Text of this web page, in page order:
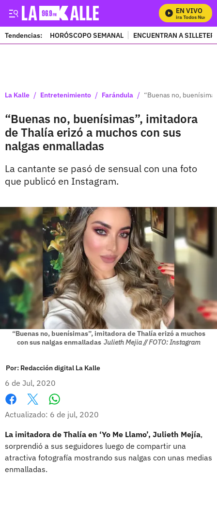
EN VIVO
Mira Todos Nuestros
Tendencias: HORÓSCOPO SEMANAL ENCUENTRAN A
La Kalle / Entretenimiento / Farándula / “Buenas no,
“Buenas no, buenísimas”, imitadora
de Thalía erizó a muchos con sus
nalgas enmalladas
La cantante se pasó de sensual con una foto
que publicó en Instagram.
“Buenas no, buenísimas”, imitadora de Thalía erizó a muchos
con sus nalgas enmalladas Julieth Mejia // FOTO: Instagram
Por: Redacción digital La Kalle
6 de Jul, 2020
Facebook
X
Actualizado: 6 de jul, 2020
La imitadora de Thalía en ‘Yo Me Llamo’, Julieth Mejía,
sorprendió a sus seguidores luego de compartir una
atractiva fotografía mostrando sus nalgas con unas medias
enmalladas.